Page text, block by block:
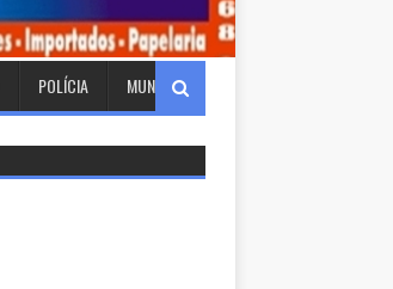
POLÍCIA MUNDO